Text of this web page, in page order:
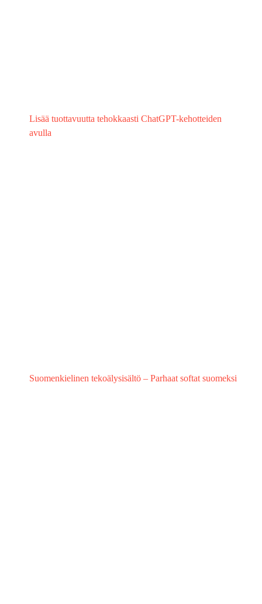
Lisää tuottavuutta tehokkaasti ChatGPT-kehotteiden
avulla
Suomenkielinen tekoälysisältö – Parhaat softat suomeksi